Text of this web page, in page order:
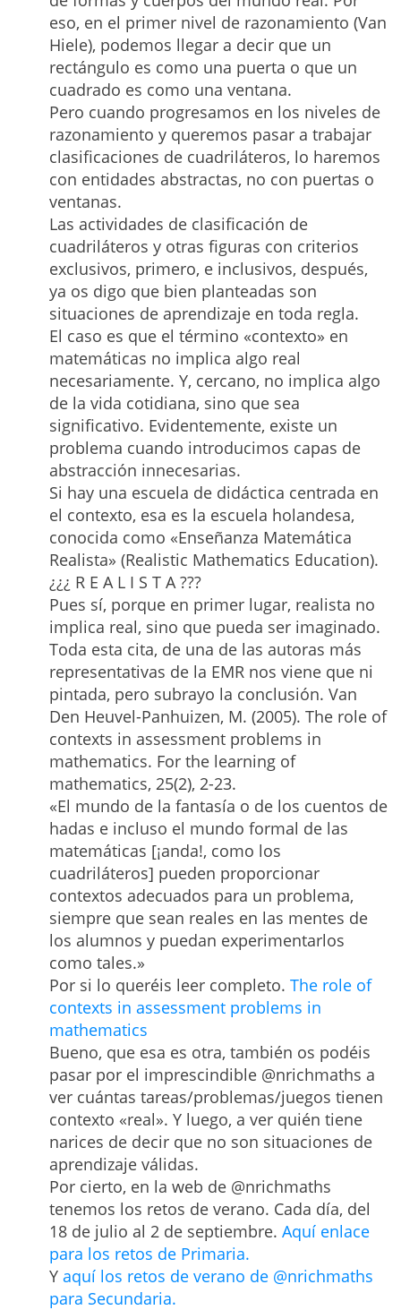
eso, en el primer nivel de razonamiento (Van
Hiele), podemos llegar a decir que un
rectángulo es como una puerta o que un
cuadrado es como una ventana.
Pero cuando progresamos en los niveles de
razonamiento y queremos pasar a trabajar
clasificaciones de cuadriláteros, lo haremos
con entidades abstractas, no con puertas o
ventanas.
Las actividades de clasificación de
cuadriláteros y otras figuras con criterios
exclusivos, primero, e inclusivos, después,
ya os digo que bien planteadas son
situaciones de aprendizaje en toda regla.
El caso es que el término «contexto» en
matemáticas no implica algo real
necesariamente. Y, cercano, no implica algo
de la vida cotidiana, sino que sea
significativo. Evidentemente, existe un
problema cuando introducimos capas de
abstracción innecesarias.
Si hay una escuela de didáctica centrada en
el contexto, esa es la escuela holandesa,
conocida como «Enseñanza Matemática
Realista» (Realistic Mathematics Education).
¿¿¿ R E A L I S T A ???
Pues sí, porque en primer lugar, realista no
implica real, sino que pueda ser imaginado.
Toda esta cita, de una de las autoras más
representativas de la EMR nos viene que ni
pintada, pero subrayo la conclusión. Van
Den Heuvel-Panhuizen, M. (2005). The role of
contexts in assessment problems in
mathematics. For the learning of
mathematics, 25(2), 2-23.
«El mundo de la fantasía o de los cuentos de
hadas e incluso el mundo formal de las
matemáticas [¡anda!, como los
cuadriláteros] pueden proporcionar
contextos adecuados para un problema,
siempre que sean reales en las mentes de
los alumnos y puedan experimentarlos
como tales.»
Por si lo queréis leer completo. The role of
contexts in assessment problems in
mathematics
Bueno, que esa es otra, también os podéis
pasar por el imprescindible @nrichmaths a
ver cuántas tareas/problemas/juegos tienen
contexto «real». Y luego, a ver quién tiene
narices de decir que no son situaciones de
aprendizaje válidas.
Por cierto, en la web de @nrichmaths
tenemos los retos de verano. Cada día, del
18 de julio al 2 de septiembre. Aquí enlace
para los retos de Primaria.
Y aquí los retos de verano de @nrichmaths
para Secundaria.